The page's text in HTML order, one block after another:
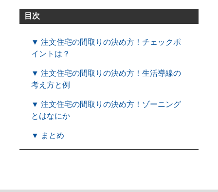
目次
▼ 注文住宅の間取りの決め方！チェックポ
イントは？
▼ 注文住宅の間取りの決め方！生活導線の
考え方と例
▼ 注文住宅の間取りの決め方！ゾーニング
とはなにか
▼ まとめ